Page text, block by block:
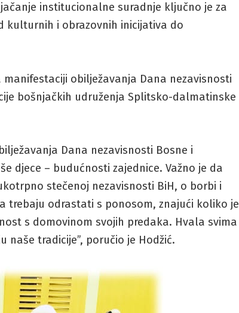
institucionalne suradnje ključno je za
kulturnih i obrazovnih inicijativa do
obilježavanja Dana nezavisnosti
bošnjačkih udruženja Splitsko-dalmatinske
Dana nezavisnosti Bosne i
djece – budućnosti zajednice. Važno je da
stečenoj nezavisnosti BiH, o borbi i
trebaju odrastati s ponosom, znajući koliko je
s domovinom svojih predaka. Hvala svima
naše tradicije”, poručio je Hodžić.